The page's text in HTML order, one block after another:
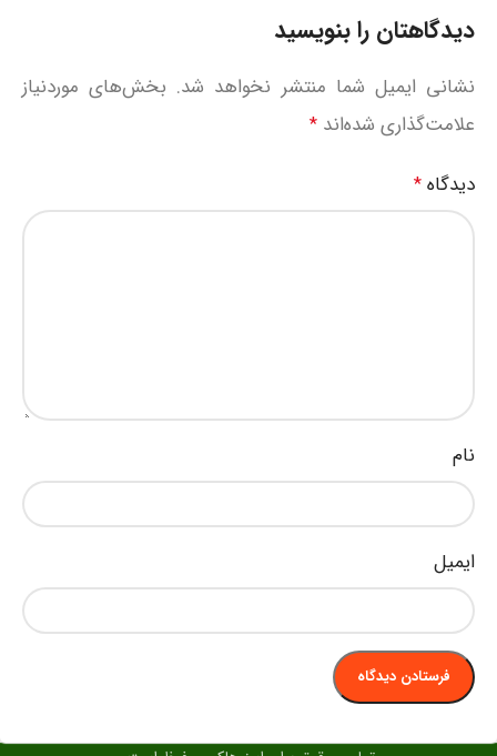
دیدگاهتان را بنویسید
نشانی ایمیل شما منتشر نخواهد شد. بخش‌های موردنیاز
علامت‌گذاری شده‌اند *
دیدگاه *
نام
ایمیل